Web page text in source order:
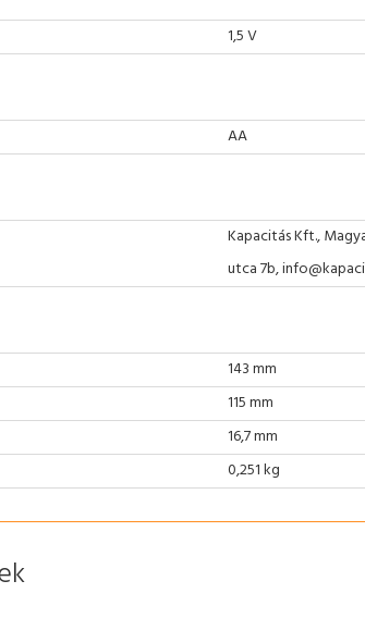
1,5 V
AA
Kapacitás Kft.,
utca 7b,
143 mm
115 mm
16,7 mm
0,251 kg